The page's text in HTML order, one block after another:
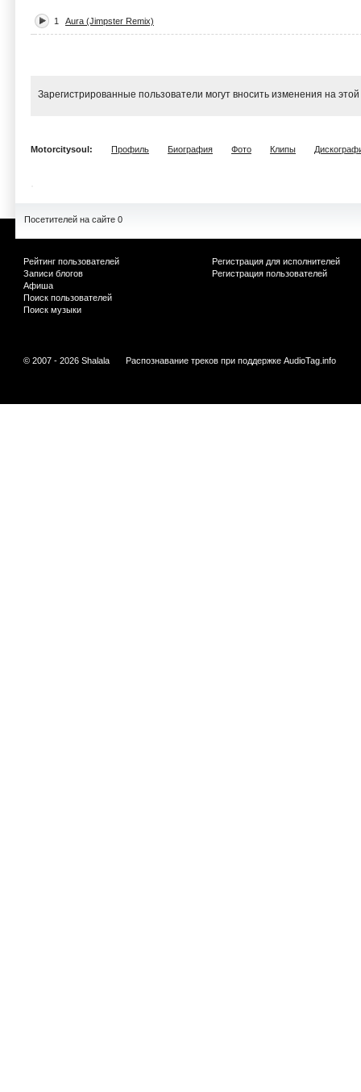
1 Aura (Jimpster Remix)
Зарегистрированные пользователи могут вносить изменения на
Motorcitysoul: Профиль Биография Фото Клипы
Посетителей на сайте 0
Рейтинг пользователей
Записи блогов
Афиша
Поиск пользователей
Поиск музыки
Регистрация для исполнителей
Регистрация пользователей
© 2007 - 2026 Shalala Распознавание треков при поддержке AudioTag.info